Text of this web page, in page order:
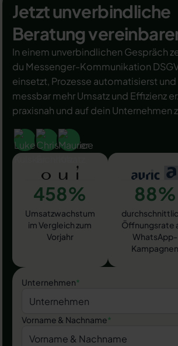
Jetzt unverbindliche
Beratung
In einem unverbindlichen Gespräch
du Messenger-Kommunikation
einsetzt, Prozesse automatisierst
messbar mehr Umsatz und Effizienz
praxisnah und auf dein Unternehmen
458%
Umsatzwachstum
im Vergleich zum
Vorjahr
88%
Öffnungsrate
WhatsApp-
Kampagnen
Unternehmen*
Vorname & Nachname*